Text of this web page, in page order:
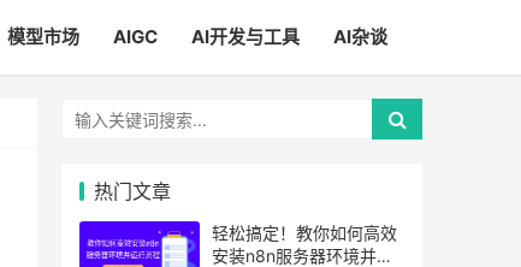
模型市场 AIGC AI开发与工具 AI杂谈
热门文章
轻松搞定！教你如何高效
安装n8n服务器环境并运